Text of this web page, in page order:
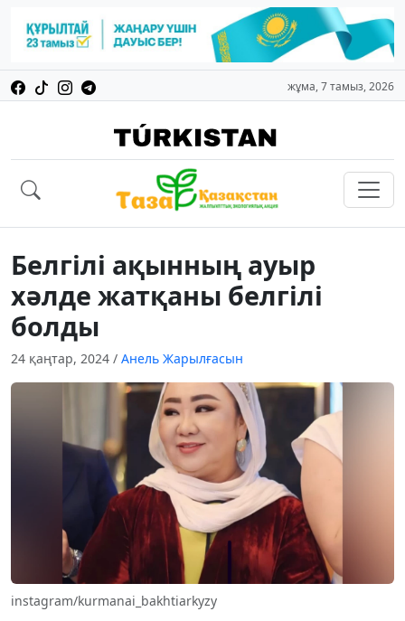
жұма, 7 тамыз, 2026
Белгілі ақынның ауыр
хәлде жатқаны белгілі
болды
24 қаңтар, 2024 / Анель Жарылғасын
instagram/kurmanai_bakhtiarkyzy